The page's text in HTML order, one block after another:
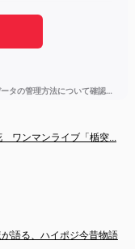
　ワンマンライブ「楯突...
が語る、ハイポジ今昔物語